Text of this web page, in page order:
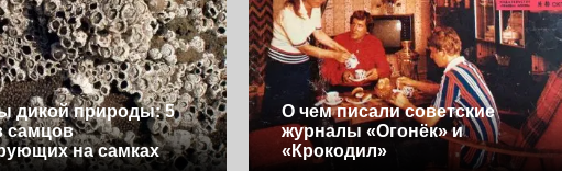
дикой природы: 5
самцов
на самках
О чем писали советские
журналы «Огонёк» и
«Крокодил»